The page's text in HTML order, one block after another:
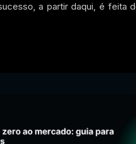
a partir daqui, é feita